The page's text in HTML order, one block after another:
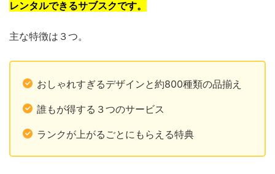
レンタルできるサブスクです。
主な特徴は３つ。
おしゃれすぎるデザインと約800種類の品揃え
誰もが得する３つのサービス
ランクが上がるごとにもらえる特典